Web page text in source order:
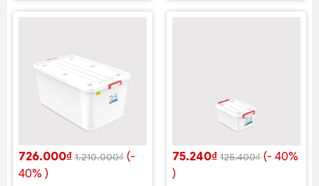
726.000₫ 1.210.000₫ (-
40% )
75.240₫ 125.400₫ (- 40%
)